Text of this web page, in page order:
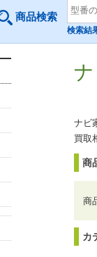
商品検索
検索結
ナビ
買取
商
商
カ